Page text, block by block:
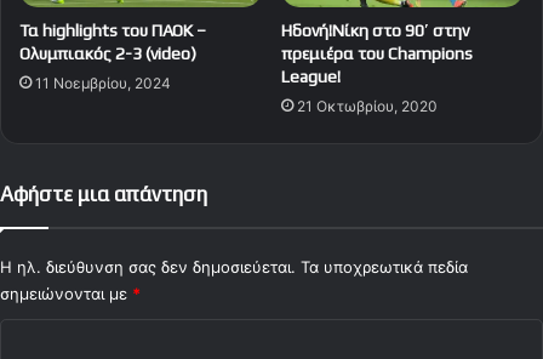
Τα highlights του ΠΑΟΚ –
Ολυμπιακός 2-3 (video)
11 Νοεμβρίου, 2024
Ηδονή!Νίκη στο 90′ στην
πρεμιέρα του Champions
League!
21 Οκτωβρίου, 2020
Αφήστε μια απάντηση
Η ηλ. διεύθυνση σας δεν δημοσιεύεται. Τα υποχρεωτικά πεδία
σημειώνονται με *